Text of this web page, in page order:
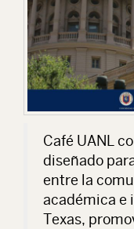
Café UANL
diseñado
entre la
académica e
Texas,